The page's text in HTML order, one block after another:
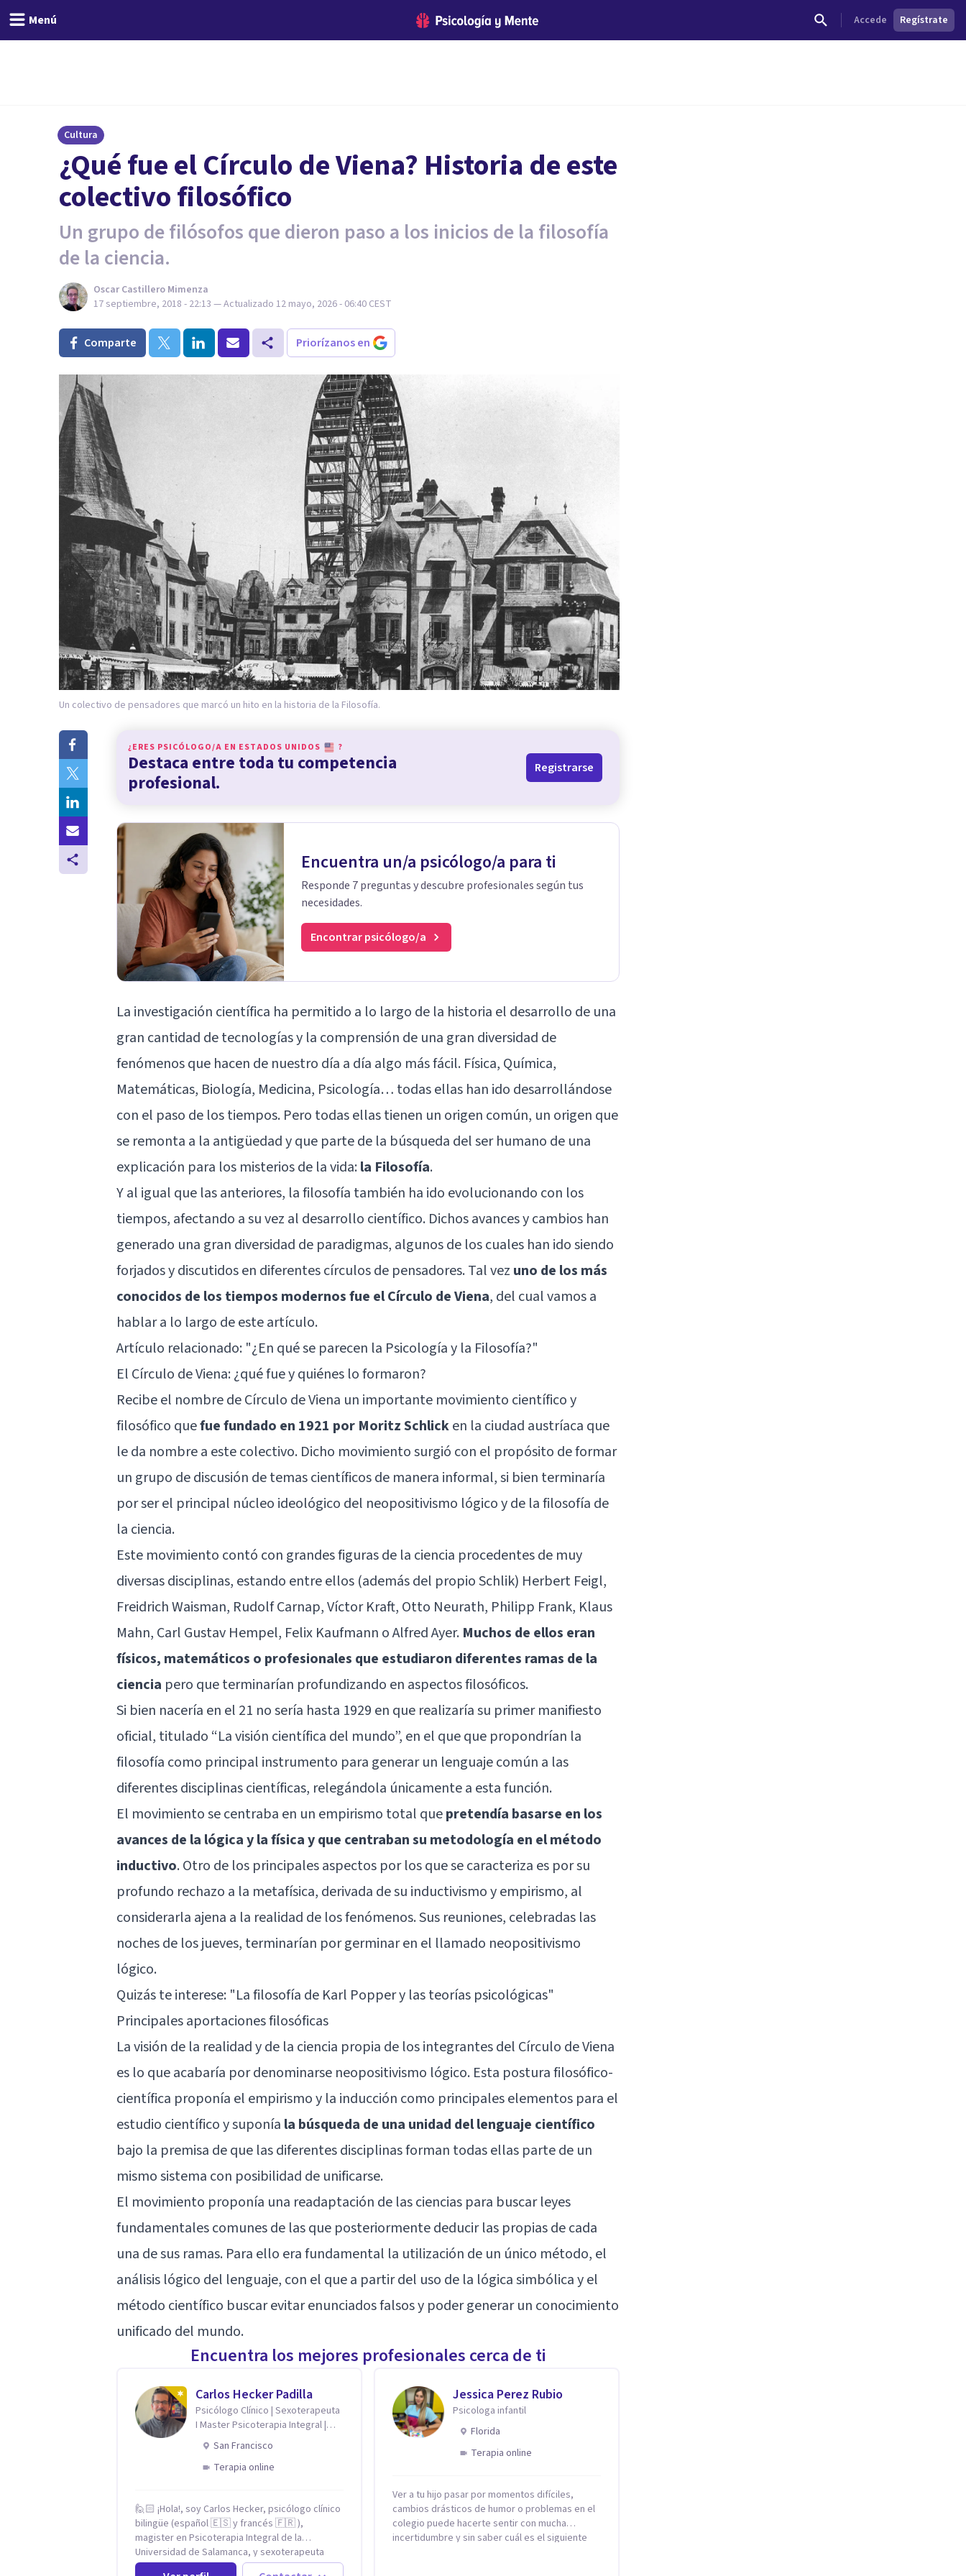
Menú Accede Regístrate
Cultura
¿Qué fue el Círculo de Viena? Historia de este
colectivo filosófico
Un grupo de filósofos que dieron paso a los inicios de la filosofía
de la ciencia.
Oscar Castillero Mimenza
17 septiembre, 2018 - 22:13 — Actualizado 12 mayo, 2026 - 06:40 CEST
Comparte Priorízanos en
Un colectivo de pensadores que marcó un hito en la historia de la Filosofía.
¿ERES PSICÓLOGO/A EN ESTADOS UNIDOS ?
Destaca entre toda tu competencia
profesional.
Registrarse
Encuentra un/a psicólogo/a para ti
Responde 7 preguntas y descubre profesionales según tus
necesidades.
Encontrar psicólogo/a
La investigación científica ha permitido a lo largo de la historia el desarrollo de una
gran cantidad de tecnologías y la comprensión de una gran diversidad de
fenómenos que hacen de nuestro día a día algo más fácil. Física, Química,
Matemáticas, Biología, Medicina, Psicología… todas ellas han ido desarrollándose
con el paso de los tiempos. Pero todas ellas tienen un origen común, un origen que
se remonta a la antigüedad y que parte de la búsqueda del ser humano de una
explicación para los misterios de la vida:la Filosofía.
Y al igual que las anteriores, la filosofía también ha ido evolucionando con los
tiempos, afectando a su vez al desarrollo científico. Dichos avances y cambios han
generado una gran diversidad de paradigmas, algunos de los cuales han ido siendo
forjados y discutidos en diferentes círculos de pensadores. Tal vez uno de los más
conocidos de los tiempos modernos fue el Círculo de Viena, del cual vamos a
hablar a lo largo de este artículo.
Artículo relacionado: "¿En qué se parecen la Psicología y la Filosofía?"
El Círculo de Viena: ¿qué fue y quiénes lo formaron?
Recibe el nombre de Círculo de Viena un importante movimiento científico y
filosófico quefue fundado en 1921 por Moritz Schlicken la ciudad austríaca que
le da nombre a este colectivo. Dicho movimiento surgió con el propósito de formar
un grupo de discusión de temas científicos de manera informal, si bien terminaría
por ser el principal núcleo ideológico del neopositivismo lógico y de la filosofía de
la ciencia.
Este movimiento contó con grandes figuras de la ciencia procedentes de muy
diversas disciplinas, estando entre ellos (además del propio Schlik) Herbert Feigl,
Freidrich Waisman, Rudolf Carnap, Víctor Kraft, Otto Neurath, Philipp Frank, Klaus
Mahn, Carl Gustav Hempel, Felix Kaufmann o Alfred Ayer. Muchos de ellos eran
físicos, matemáticos o profesionales que estudiaron diferentes ramas de la
ciencia pero que terminarían profundizando en aspectos filosóficos.
Si bien nacería en el 21 no sería hasta 1929 en que realizaría su primer manifiesto
oficial, titulado “La visión científica del mundo”, en el que que propondrían la
filosofía como principal instrumento para generar un lenguaje común a las
diferentes disciplinas científicas, relegándola únicamente a esta función.
El movimiento se centraba en un empirismo total quepretendía basarse en los
avances de la lógica y la física y que centraban su metodología en el método
inductivo. Otro de los principales aspectos por los que se caracteriza es por su
profundo rechazo a la metafísica, derivada de su inductivismo y empirismo, al
considerarla ajena a la realidad de los fenómenos. Sus reuniones, celebradas las
noches de los jueves, terminarían por germinar en el llamado neopositivismo
lógico.
Quizás te interese: "La filosofía de Karl Popper y las teorías psicológicas"
Principales aportaciones filosóficas
La visión de la realidad y de la ciencia propia de los integrantes del Círculo de Viena
es lo que acabaría por denominarse neopositivismo lógico. Esta postura filosófico-
científica proponía el empirismo y la inducción como principales elementos para el
estudio científico y suponía la búsqueda de una unidad del lenguaje científico
bajo la premisa de que las diferentes disciplinas forman todas ellas parte de un
mismo sistema con posibilidad de unificarse.
El movimiento proponía una readaptación de las ciencias para buscar leyes
fundamentales comunes de las que posteriormente deducir las propias de cada
una de sus ramas. Para ello era fundamental la utilización de un único método, el
análisis lógico del lenguaje, con el que a partir del uso de la lógica simbólica y el
método científico buscar evitar enunciados falsos y poder generar un conocimiento
unificado del mundo.
Encuentra los mejores profesionales cerca de ti
Carlos Hecker Padilla
Psicólogo Clínico | Sexoterapeuta
I Master Psicoterapia Integral |
Terapeuta de Pareja
San Francisco
Terapia online
🙋🏻 ¡Hola!, soy Carlos Hecker, psicólogo clínico
bilingüe (español 🇪🇸 y francés 🇫🇷 ),
magister en Psicoterapia Integral de la
Universidad de Salamanca, y sexoterapeuta
certificado en Francia. Trabajo con personas
Jessica Perez Rubio
Psicologa infantil
Florida
Terapia online
Ver a tu hijo pasar por momentos difíciles,
cambios drásticos de humor o problemas en el
colegio puede hacerte sentir con mucha
incertidumbre y sin saber cuál es el siguiente